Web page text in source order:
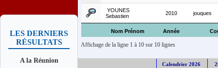
LES DERNIERS
RÉSULTATS
A la Réunion
Nom Prénom Année
YOUNES
Sebastien
2010 jouques
Affichage de la ligne 1 à 10 sur 10 lignes
Calendrier 2026